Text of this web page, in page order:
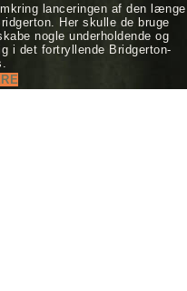
lanceringen af den længe
Her skulle de bruge
nogle underholdende og
i det fortryllende Bridgerton-